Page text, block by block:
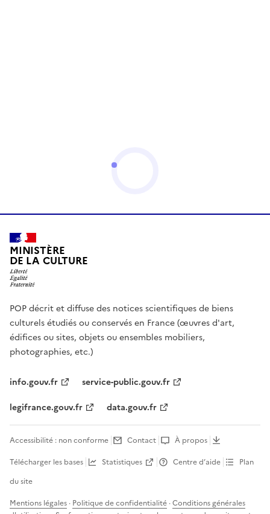
MINISTÈRE
DE LA CULTURE
POP décrit et diffuse des notices scientifiques de biens
culturels étudiés ou conservés en France (œuvres d'art,
édifices ou sites, objets ou ensembles mobiliers,
photographies, etc.)
info.gouv.fr
service-public.gouv.fr
legifrance.gouv.fr
data.gouv.fr
Accessibilité : non conforme Contact
À propos
Télécharger les bases
Statistiques Centre d’aide
Plan
du site
Mentions légales · Politique de confidentialité ·Conditions générales